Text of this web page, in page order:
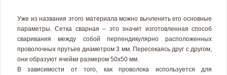
Уже из названия этого материала можно вычленить его основные
параметры. Сетка сварная – это значит изготовленная способ
сваривания между собой перпендикулярно расположенных
проволочных прутьев диаметром 3 мм. Пересекаясь друг с другом,
они образуют ячейки размером 50х50 мм.
В зависимости от того, как проволока используется для